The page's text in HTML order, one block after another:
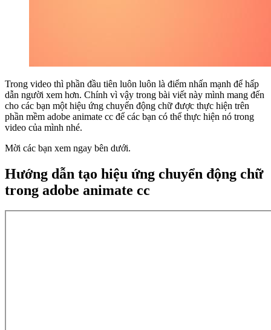
Trong video thì phần đầu tiên luôn luôn là điểm nhấn mạnh để hấp
dẫn người xem hơn. Chính vì vậy trong bài viết này mình mang đến
cho các bạn một hiệu ứng chuyển động chữ được thực hiện trên
phần mềm adobe animate cc để các bạn có thể thực hiện nó trong
video của mình nhé.
Mời các bạn xem ngay bên dưới.
Hướng dẫn tạo hiệu ứng chuyển động chữ
trong adobe animate cc